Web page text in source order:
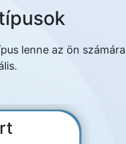
lenne az ön számára